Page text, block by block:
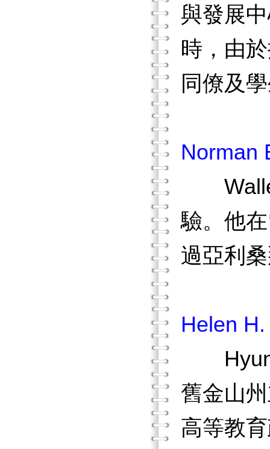
與發展
時，由
同僚及
Norman
Wallen
驗。他
過亞利
Helen
Hyun
舊金山
高等教